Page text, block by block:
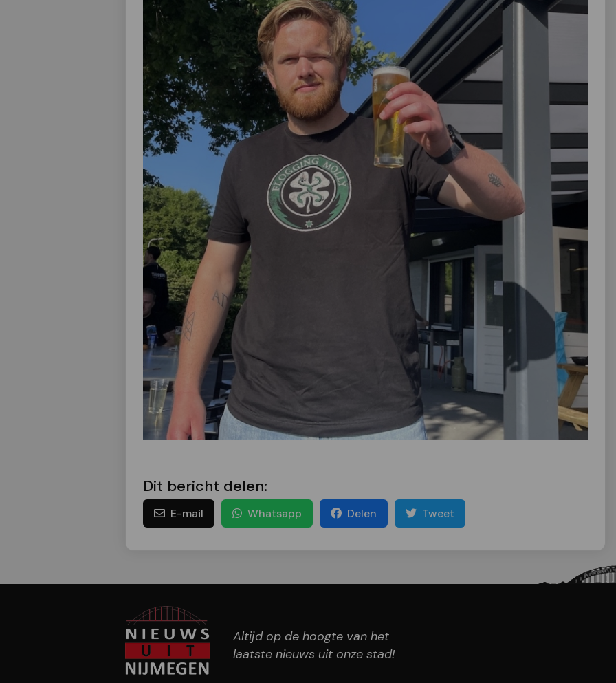
Dit bericht delen:
E-mail Whatsapp Delen Tweet
Altijd op de hoogte van het
laatste nieuws uit onze stad!